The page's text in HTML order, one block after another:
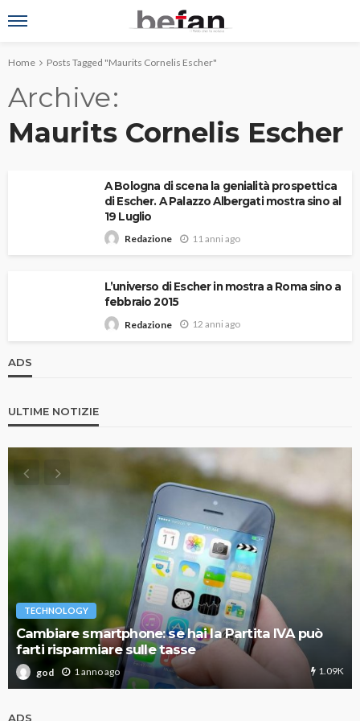
Home Posts Tagged "Maurits Cornelis Escher"
Archive
Maurits Cornelis Escher
A Bologna di scena la genialità prospettica
di Escher. A Palazzo Albergati mostra sino al
19 Luglio
Redazione 11 anni ago
L’universo di Escher in mostra a Roma sino a
febbraio 2015
Redazione 12 anni ago
ADS
ULTIME NOTIZIE
TECHNOLOGY
Cambiare smartphone: se hai la Partita IVA può
farti risparmiare sulle tasse
god 1 anno ago 1.09K
ADS